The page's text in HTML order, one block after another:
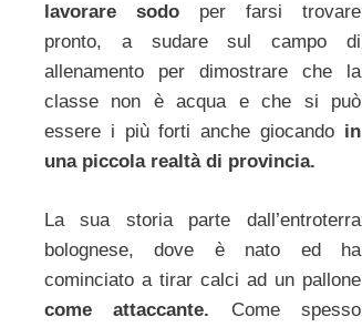
lavorare sodo per farsi trovare
pronto, a sudare sul campo di
allenamento per dimostrare che la
classe non è acqua e che si può
essere i più forti anche giocando in
una piccola realtà di provincia.
La sua storia parte dall’entroterra
bolognese, dove è nato ed ha
cominciato a tirar calci ad un pallone
come attaccante. Come spesso